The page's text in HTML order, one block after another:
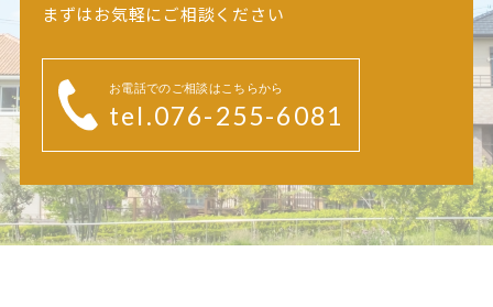
まずはお気軽にご相談ください
お電話でのご相談はこちらから
tel.076-255-6081